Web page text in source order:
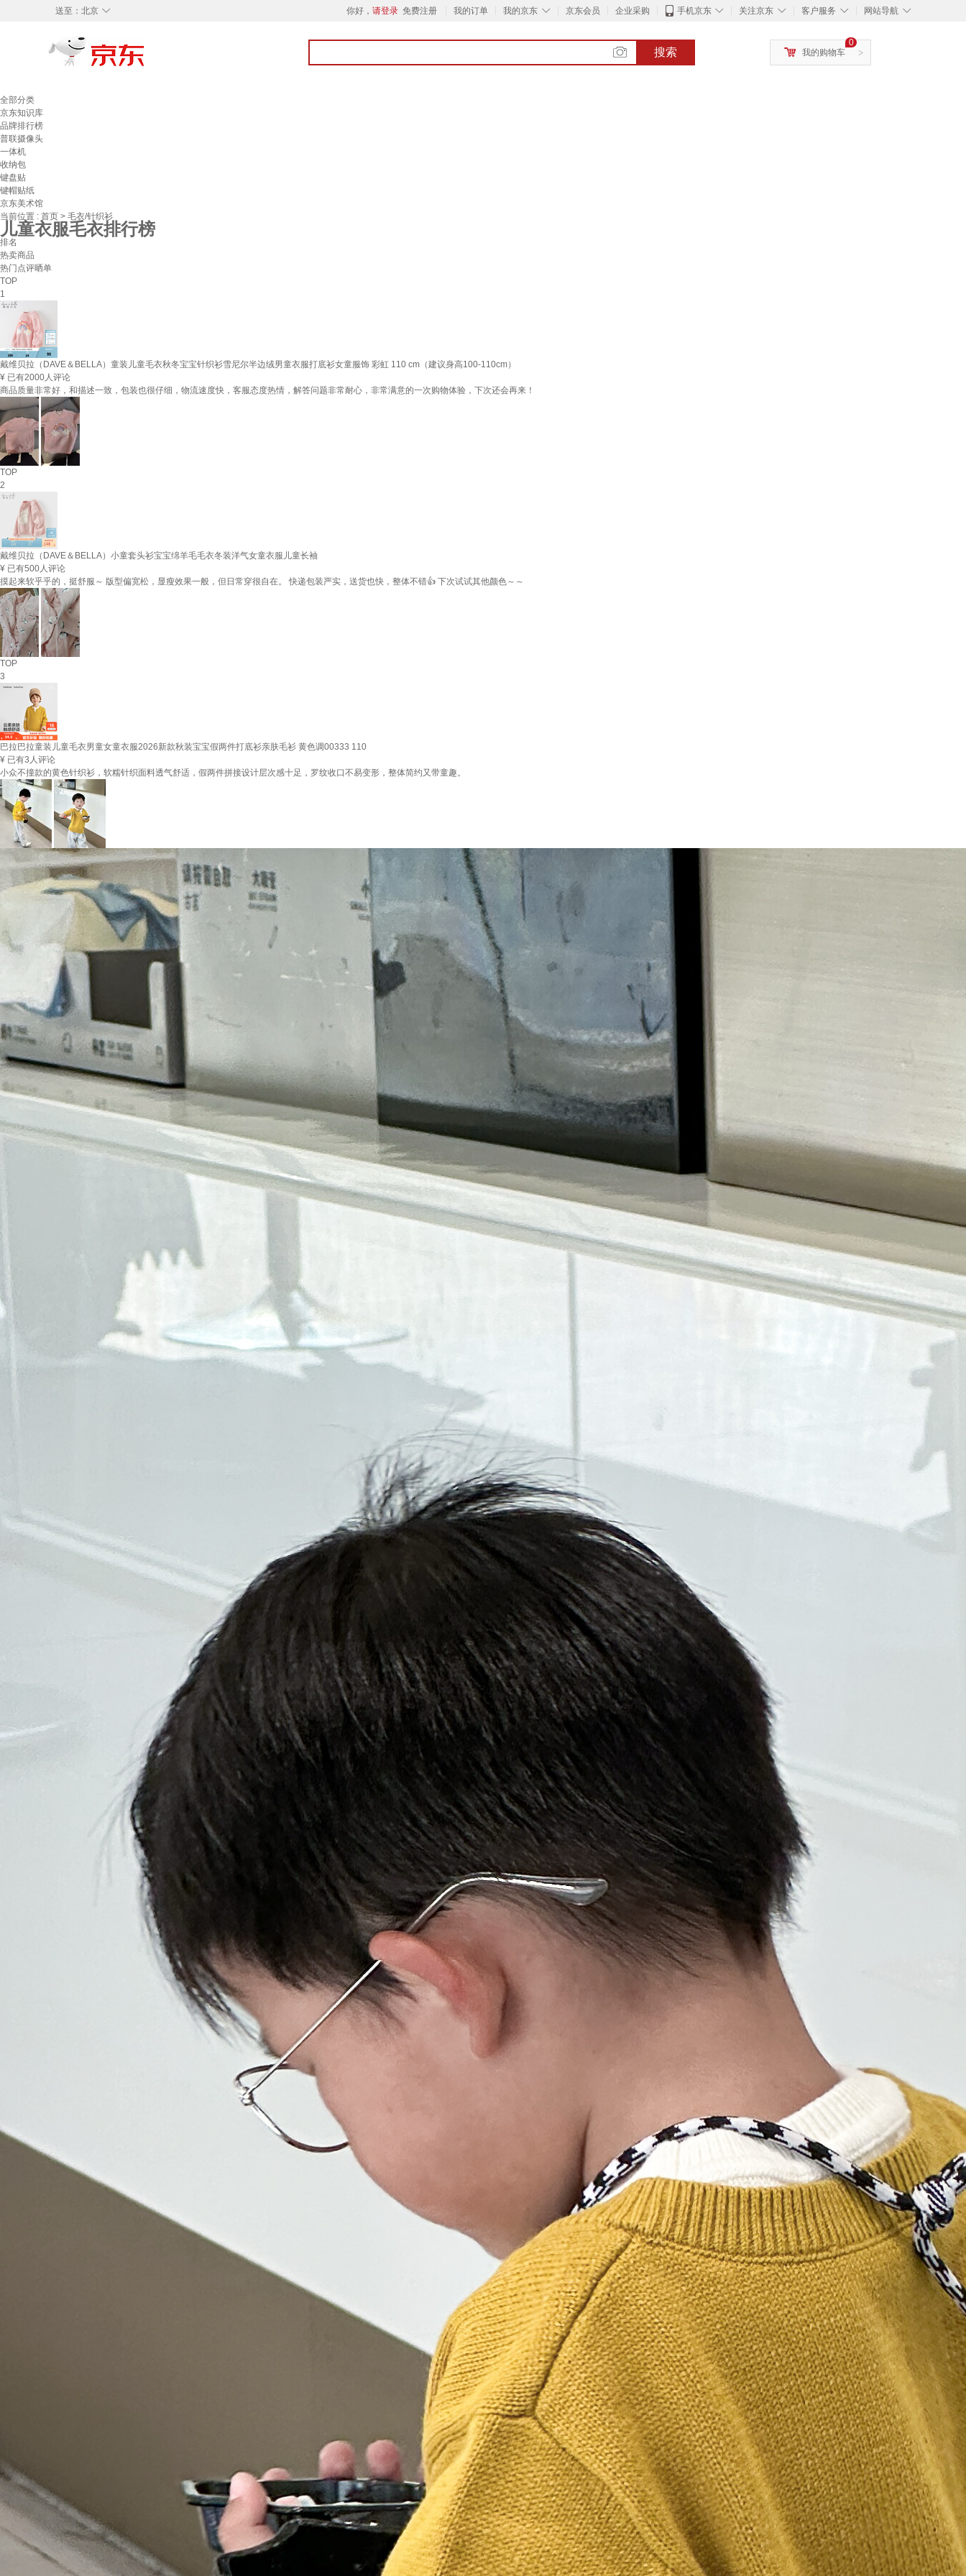
◇
送至： 北京 你好， 请登录 免费注册 我的订单 ◇
我的京东 京东会员 企业采购 ◇
手机京东 ◇
关注京东 ◇
客户服务 ◇
网站导航
搜索 >
0
我的购物车
全部分类
京东知识库
品牌排行榜
普联摄像头
一体机
收纳包
键盘贴
键帽贴纸
京东美术馆
当前位置 : 首页 > 毛衣/针织衫
儿童衣服毛衣排行榜
排名
热卖商品
热门点评晒单
TOP
1
戴维贝拉（DAVE＆BELLA）童装儿童毛衣秋冬宝宝针织衫雪尼尔半边绒男童衣服打底衫女童服饰 彩虹 110 cm（建议身高100-110cm）
¥ 已有2000人评论
商品质量非常好，和描述一致，包装也很仔细，物流速度快，客服态度热情，解答问题非常耐心，非常满意的一次购物体验，下次还会再来！
TOP
2
戴维贝拉（DAVE＆BELLA）小童套头衫宝宝绵羊毛毛衣冬装洋气女童衣服儿童长袖
¥ 已有500人评论
摸起来软乎乎的，挺舒服～ 版型偏宽松，显瘦效果一般，但日常穿很自在。 快递包装严实，送货也快，整体不错👍 下次试试其他颜色～～
TOP
3
巴拉巴拉童装儿童毛衣男童女童衣服2026新款秋装宝宝假两件打底衫亲肤毛衫 黄色调00333 110
¥ 已有3人评论
小众不撞款的黄色针织衫，软糯针织面料透气舒适，假两件拼接设计层次感十足，罗纹收口不易变形，整体简约又带童趣。